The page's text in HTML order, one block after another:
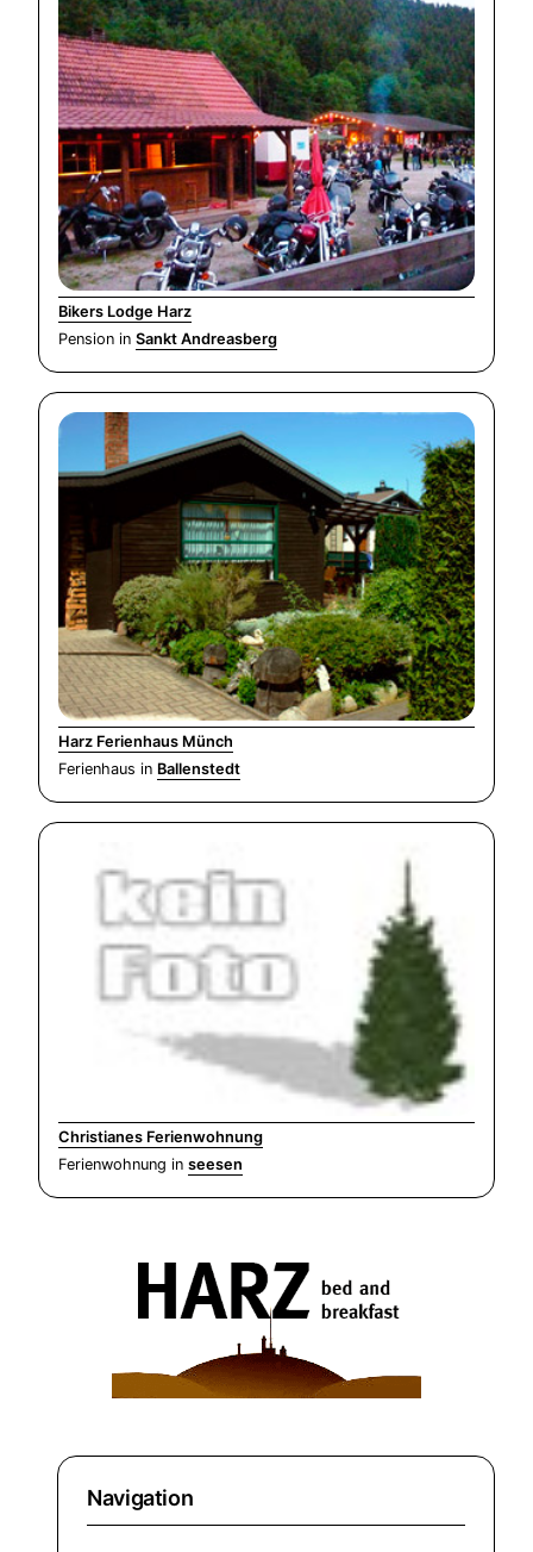
Bikers Lodge Harz
Pension in Sankt Andreasberg
Harz Ferienhaus Münch
Ferienhaus in Ballenstedt
Christianes Ferienwohnung
Ferienwohnung in seesen
Navigation